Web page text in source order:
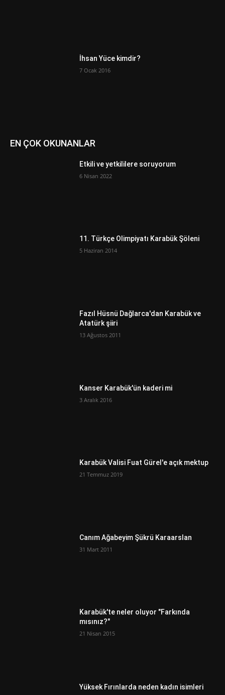
İhsan Yüce kimdir?
7 Ocak 2016
EN ÇOK OKUNANLAR
Etkili ve yetkililere soruyorum
6 Nisan 2022
11. Türkçe Olimpiyatı Karabük Şöleni
5 Haziran 2014
Fazıl Hüsnü Dağlarca'dan Karabük ve
Atatürk şiiri
13 Ağustos 2011
Kanser Karabük'ün kaderi mi
3 Aralık 2016
Karabük Valisi Fuat Gürel'e açık mektup
21 Temmuz 2019
Canım Ağabeyim Şükrü Karaarslan
31 Mart 2011
Karabük'te neler oluyor "Farkında
mısınız?"
21 Nisan 2015
Yüksek Fırınlarda neden kadın isimleri